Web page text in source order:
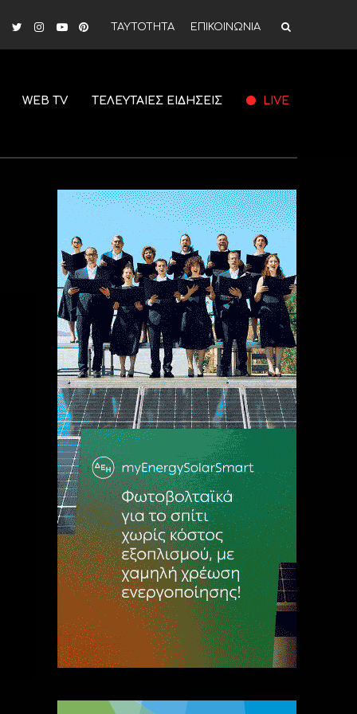
ΤΑΥΤΟΤΗΤΑ ΕΠΙΚΟΙΝΩΝΙΑ
WEB TV ΤΕΛΕΥΤΑΙΕΣ ΕΙΔΗΣΕΙΣ LIVE